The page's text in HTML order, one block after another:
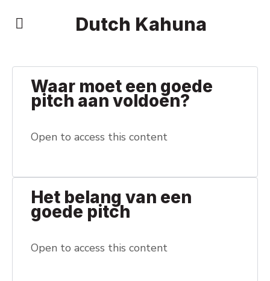
Dutch Kahuna
Waar moet een goede
pitch aan voldoen?
Open to access this content
Het belang van een
goede pitch
Open to access this content